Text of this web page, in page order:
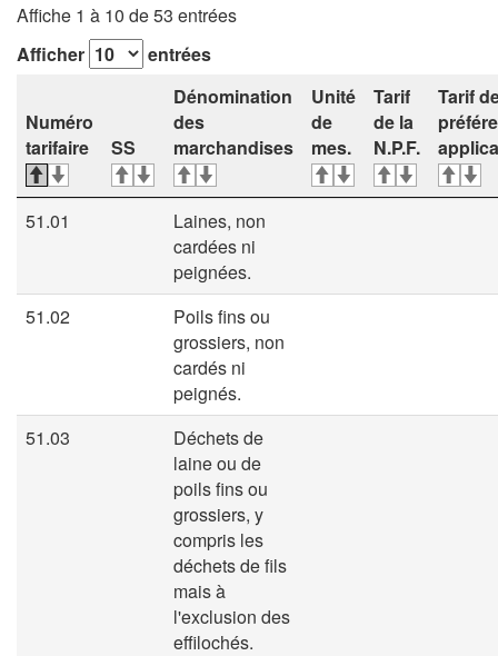
Affiche 1 à 10 de 53 entrées
Afficher
entrées
Numéro
tarifaire
SS
Dénomination
des
marchandises
Unité
de
mes.
Tarif
de la
N.P.F.
Tarif
51.01
Laines, non
cardées ni
peignées.
51.02
Poils fins ou
grossiers, non
cardés ni
peignés.
51.03
Déchets de
laine ou de
poils fins ou
grossiers, y
compris les
déchets de fils
mais à
l'exclusion des
effilochés.